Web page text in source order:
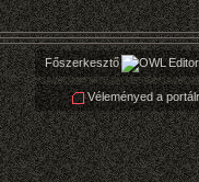
Főszerkesztő
Véleményed a